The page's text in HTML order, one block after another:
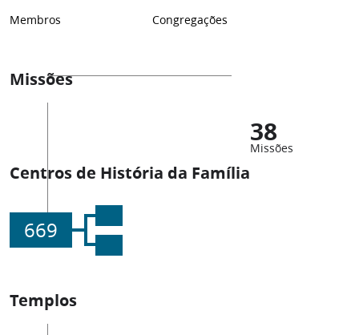
Membros Congregações
Missões
38
Missões
Centros de História da Família
669
Templos